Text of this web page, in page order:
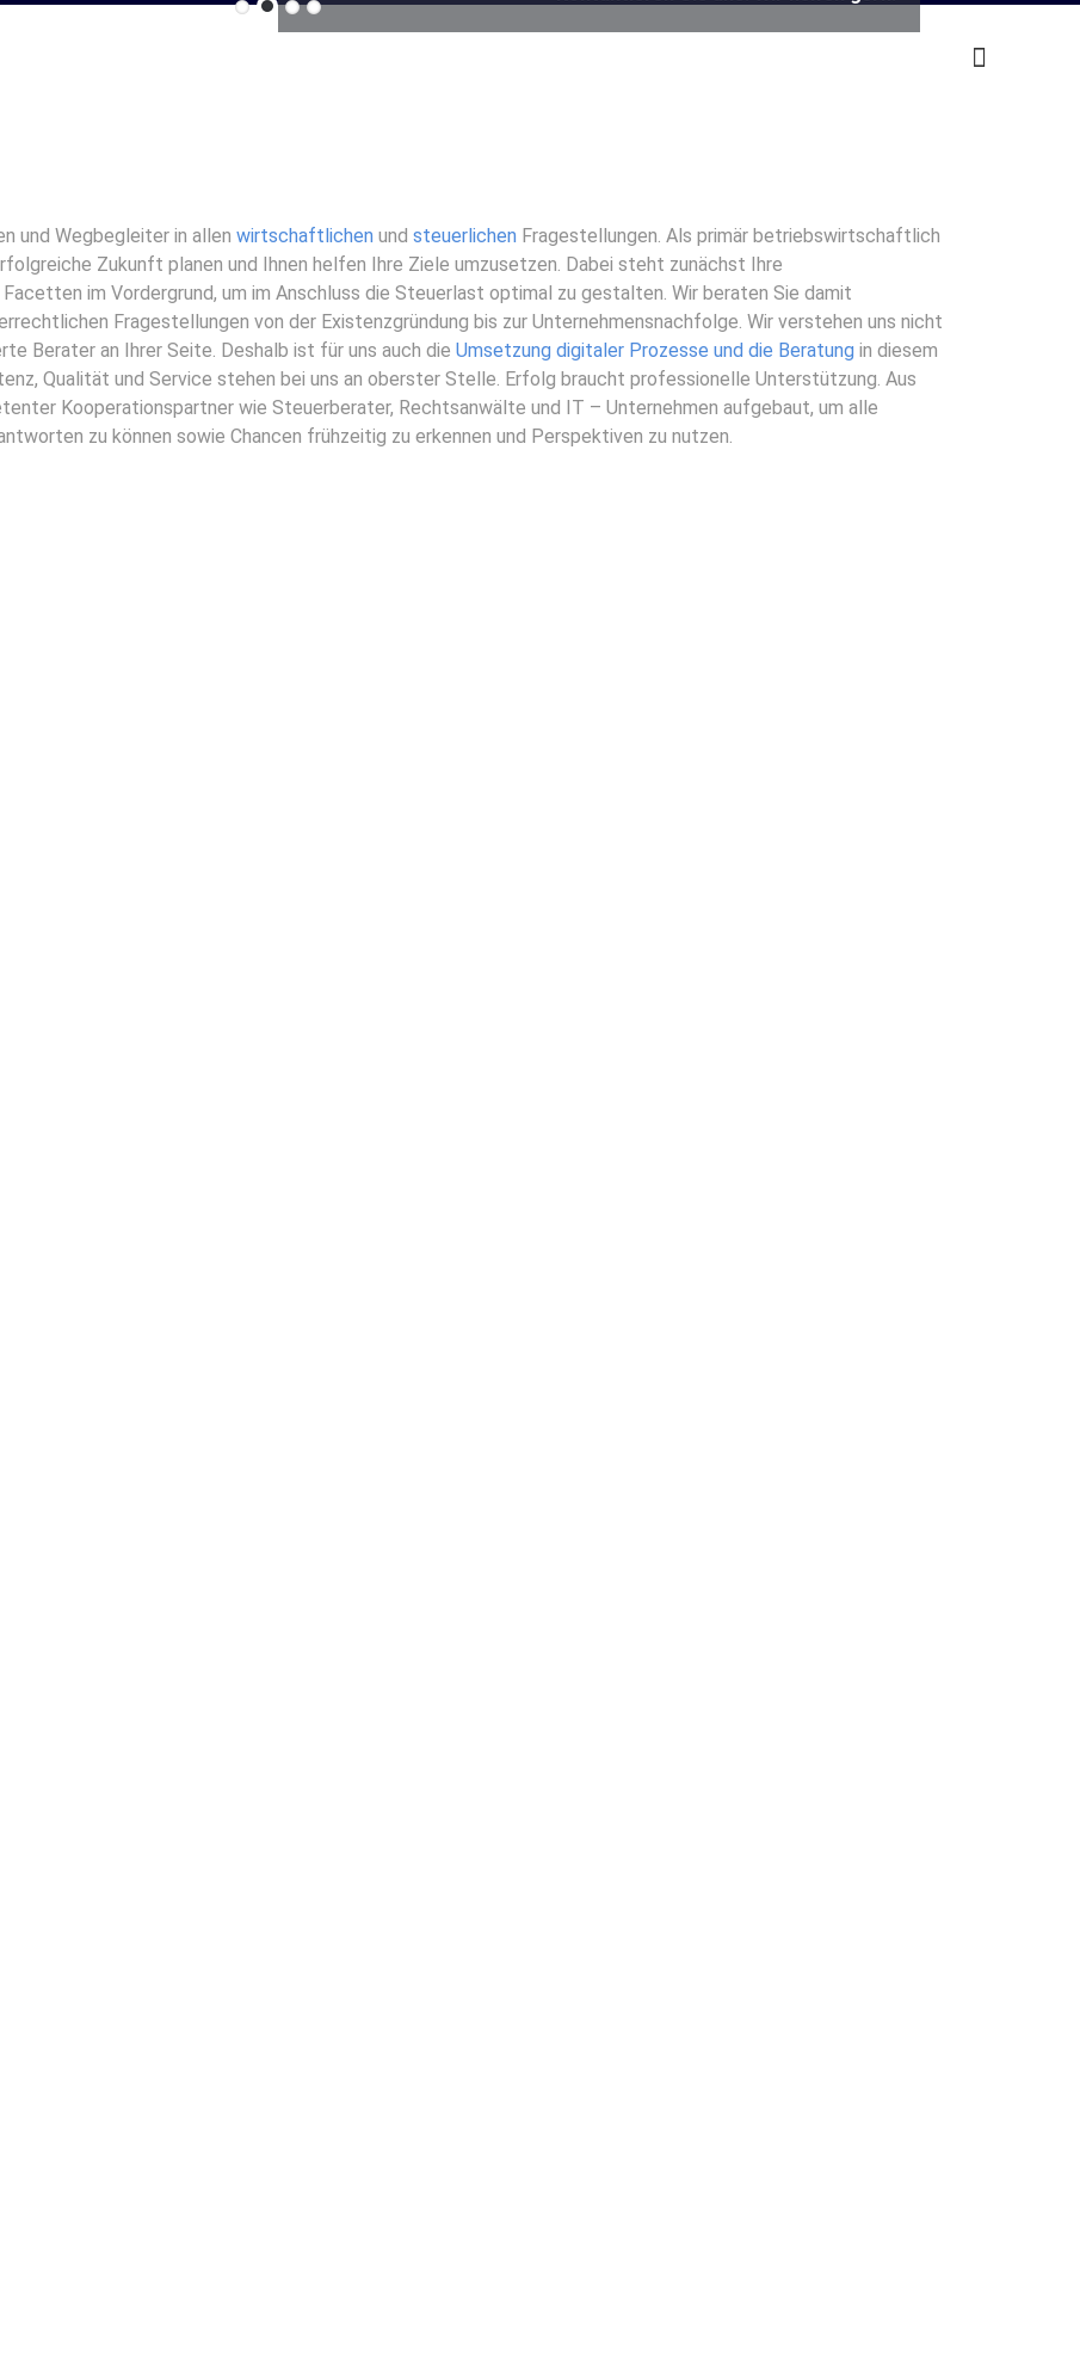
und Wegbegleiter in allen wirtschaftlichen und steuerlichen Fragestellungen. Als primär betriebswirtschaftlich
Zukunft planen und Ihnen helfen Ihre Ziele umzusetzen. Dabei steht zunächst Ihre
im Vordergrund, um im Anschluss die Steuerlast optimal zu gestalten. Wir beraten Sie damit
Fragestellungen von der Existenzgründung bis zur Unternehmensnachfolge. Wir verstehen uns nicht
Berater an Ihrer Seite. Deshalb ist für uns auch die Umsetzung digitaler Prozesse und die Beratung in diesem
Qualität und Service stehen bei uns an oberster Stelle. Erfolg braucht professionelle Unterstützung. Aus
Kooperationspartner wie Steuerberater, Rechtsanwälte und IT – Unternehmen aufgebaut, um alle
zu können sowie Chancen frühzeitig zu erkennen und Perspektiven zu nutzen.